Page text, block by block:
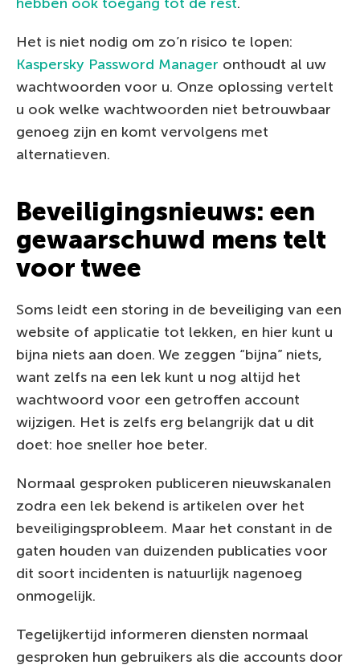
Het is niet nodig om zo’n risico te lopen:
Kaspersky Password Manager onthoudt al uw
wachtwoorden voor u. Onze oplossing vertelt
u ook welke wachtwoorden niet betrouwbaar
genoeg zijn en komt vervolgens met
alternatieven.
Beveiligingsnieuws: een
gewaarschuwd mens telt
voor twee
Soms leidt een storing in de beveiliging van een
website of applicatie tot lekken, en hier kunt u
bijna niets aan doen. We zeggen “bijna” niets,
want zelfs na een lek kunt u nog altijd het
wachtwoord voor een getroffen account
wijzigen. Het is zelfs erg belangrijk dat u dit
doet: hoe sneller hoe beter.
Normaal gesproken publiceren nieuwskanalen
zodra een lek bekend is artikelen over het
beveiligingsprobleem. Maar het constant in de
gaten houden van duizenden publicaties voor
dit soort incidenten is natuurlijk nagenoeg
onmogelijk.
Tegelijkertijd informeren diensten normaal
gesproken hun gebruikers als die accounts door